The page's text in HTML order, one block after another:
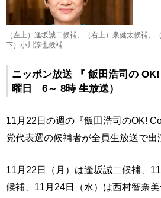
（左上）逢坂誠二候補、（右上）泉健太候補、
下）小川淳也候補
ニッポン放送 『 飯田浩司の
曜日 6～ 8時 生放送）
11月22日の週の『飯田浩司のOK!
党代表選の候補者が全員生放送で出
11月22日（月）は逢坂誠二候補、
候補、11月24日（水）は西村智奈美